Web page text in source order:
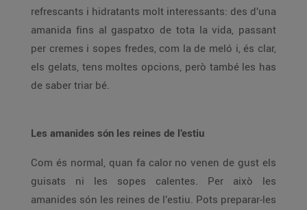
refrescants i hidratants molt interessants: des d’una
amanida fins al gaspatxo de tota la vida, passant
per cremes i sopes fredes, com la de meló i, és clar,
els gelats, tens moltes opcions, però també les has
de saber triar bé.
Les amanides són les reines de l’estiu
Com és normal, quan fa calor no venen de gust els
guisats ni les sopes calentes. Per això les
amanides són les reines de l’estiu. Pots preparar-les